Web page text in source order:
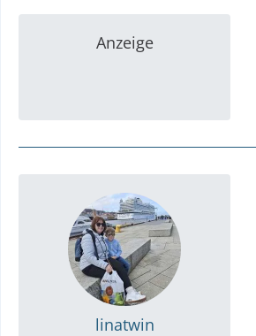
Anzeige
linatwin